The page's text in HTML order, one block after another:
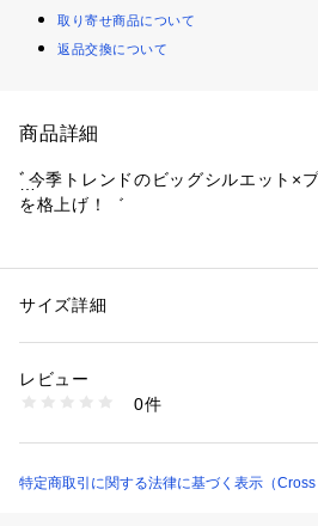
取り寄せ商品について
返品交換について
商品詳細
ﾞ今季トレンドのビッグシルエット×
を格上げ！゛
●ゆるっとルーズなサイズ感がカギ！
ストリート感のある目を惹くビッグ
ンテージTシャツのようなプリントデ
すいカラーリングも◎。
性別：レディース
素材： ポリエステル 110%
商品番号：
TA183 （ショップ）
サイズ詳細
レビュー
0件
特定商取引に関する法律に基づく表示（Cross